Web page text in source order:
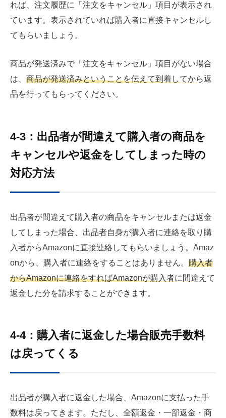
れば、注文履歴に「注文をキャンセル」項目が表示され
ています。表示されていれば購入者に直接キャンセルし
てもらいましょう。
商品が発送済みで「注文をキャンセル」項目がない場合
は、 商品が発送済みということを伝えて到着してから返
品を行ってもらってください。
4-3：出品者が間違えて購入者の商品を
キャンセルや返金をしてしまった時の
対応方法
出品者が間違えて購入者の商品をキャンセルまたは返金
してしまった場合、出品者自身が購入者に連絡を取り購
入者からAmazonに直接連絡してもらいましょう。Amaz
onから、購入者に連絡をすることはありません。 購入者
からAmazonに連絡をすればAmazonが購入者に間違えて
返金した分を請求することができます。
4-4：購入者に返金した場合販売手数料
は戻ってくる
出品者が購入者に返金した場合、Amazonに支払った手
数料は戻ってきます。ただし、全額返金・一部返金・商